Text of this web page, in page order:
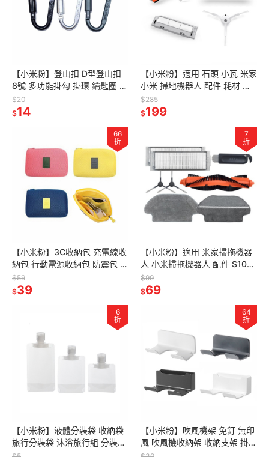
【小米粉】登山扣 D型登山扣
8號 多功能掛勾 掛環 鑰匙圈 鋁
合金登山扣 掛勾 露營扣背包掛
扣 D型扣環 D型扣
$20
$14
【小米粉】適用 石頭 小瓦 米家
小米 掃地機器人 配件 耗材 主
刷 塵盒濾網 主刷罩 邊刷S5
MAX S6 Maxv
$285
$199
66
折
【小米粉】3C收納包 充電線收
納包 行動電源收納包 防震包 耳
機收納 零錢包 收納包 旅行收納
包 手機收納袋 防摔包
$59
$39
7
折
【小米粉】適用 米家掃拖機器
人 小米掃拖機器人 配件 S10
3C 耗材 邊刷 主刷 抹布 乾溼分
離抹布 塵盒濾網
$99
$69
6
折
【小米粉】液體分裝袋 收納袋
旅行分裝袋 沐浴旅行組 分裝袋
分裝包 液體收納袋 旅行袋 盥洗
64
折
【小米粉】吹風機架 免釘 無印
風 吹風機收納架 收納支架 掛勾
掛架 吹風機架 收納架 置物架